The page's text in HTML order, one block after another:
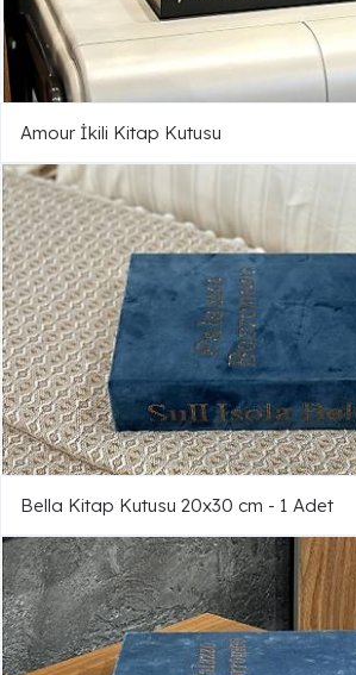
Amour İkili Kitap Kutusu
Bella Kitap Kutusu 20x30 cm - 1 Adet